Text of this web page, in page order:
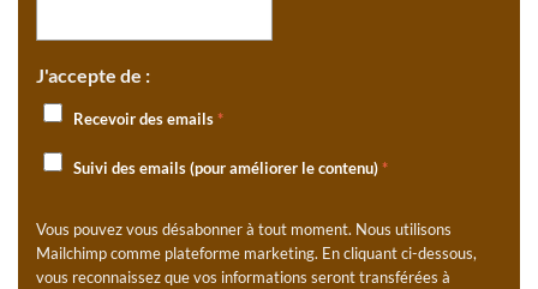
J'accepte de :
Recevoir des emails*
Suivi des emails (pour améliorer le contenu)*
Vous pouvez vous désabonner à tout moment. Nous utilisons
Mailchimp comme plateforme marketing. En cliquant ci-dessous,
vous reconnaissez que vos informations seront transférées à